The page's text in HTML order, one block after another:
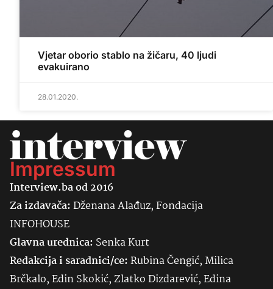
Vjetar oborio stablo na žičaru, 40 ljudi
evakuirano
28.01.2020.
Impressum
Interview.ba od 2016
Za izdavača:Dženana Alađuz, Fondacija
INFOHOUSE
Glavna urednica: SenkaKurt
Redakcija i saradnici/ce:Rubina Čengić, Milica
Brčkalo, Edin Skokić, Zlatko Dizdarević, Edina